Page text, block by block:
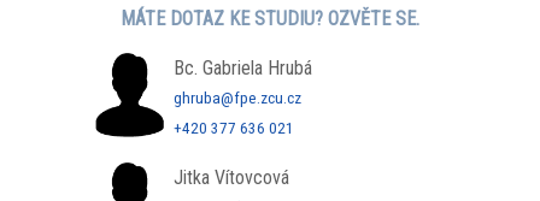
MÁTE DOTAZ KE STUDIU? OZVĚTE SE.
Bc. Gabriela Hrubá
ghruba@fpe.zcu.cz
+420 377 636 021
Jitka Vítovcová